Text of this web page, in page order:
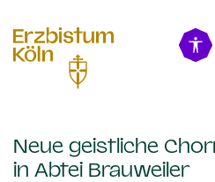
Neue geistliche
in Abtei Brauweiler: